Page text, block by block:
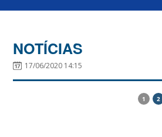
NOTÍCIAS
17/06/2020 14:15
1 2